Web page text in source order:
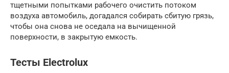
тщетными попытками рабочего очистить потоком
воздуха автомобиль, догадался собирать сбитую грязь,
чтобы она снова не оседала на вычищенной
поверхности, в закрытую емкость.
Тесты Electrolux